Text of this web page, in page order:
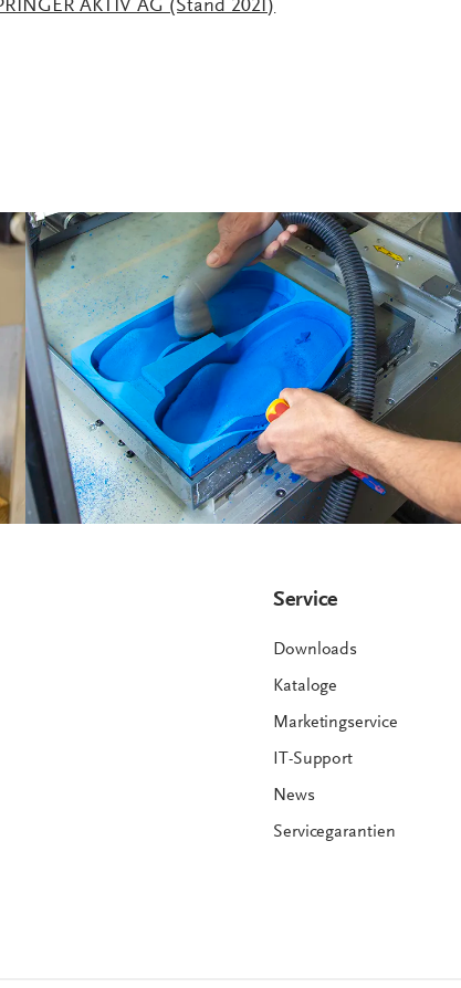
AKTIV AG (Stand 2021)
Service
Downloads
Kataloge
Marketingservice
IT-Support
News
Servicegarantien